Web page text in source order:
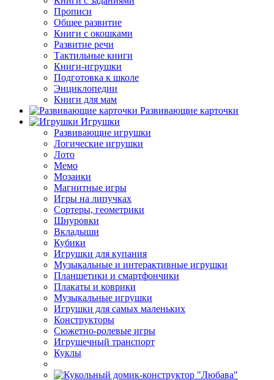
Прописи
Общее развитие
Книги с окошками
Развитие речи
Тактильные книги
Книги-игрушки
Подготовка к школе
Энциклопедии
Книги для мам
Развивающие карточки
Игрушки
Развивающие игрушки
Логические игрушки
Лото
Мемо
Мозаики
Магнитные игры
Игры на липучках
Сортеры, геометрики
Шнуровки
Вкладыши
Кубики
Игрушки для купания
Музыкальные и интерактивные игрушки
Планшетики и смартфончики
Плакаты и коврики
Музыкальные игрушки
Игрушки для самых маленьких
Конструкторы
Сюжетно-ролевые игры
Игрушечный транспорт
Куклы